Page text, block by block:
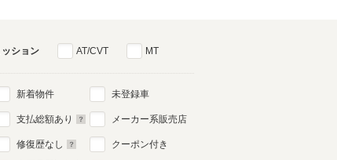
ッション AT/CVT MT
新着物件
支払総額あり
修復歴なし
未登録車
メーカー系販売店
クーポン付き